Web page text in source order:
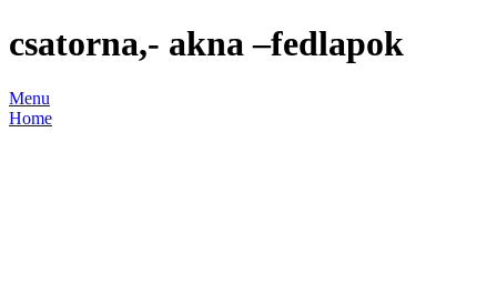
csatorna,- akna –fedlapok
Menu
Home